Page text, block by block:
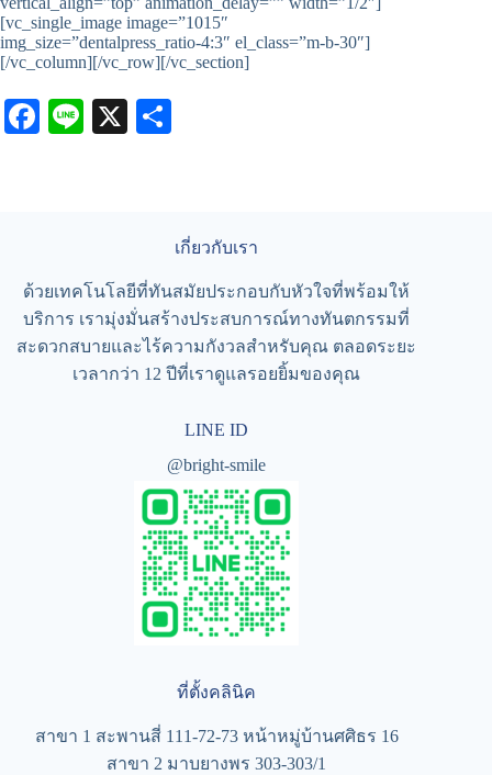
[vc_single_image image=”1015″
img_size=”dentalpress_ratio-4:3″ el_class=”m-b-30″]
[/vc_column][/vc_row][/vc_section]
Fa
Li
X
เกี่ยวกับเรา
ด้วยเทคโนโลยีที่ทันสมัยประกอบกับหัวใจที่พร้อมให้
บริการ เรามุ่งมั่นสร้างประสบการณ์ทางทันตกรรมที่
สะดวกสบายและไร้ความกังวลสำหรับคุณ ตลอดระยะ
เวลากว่า 12 ปีที่เราดูแลรอยยิ้มของคุณ
LINE ID
@bright-smile
ที่ตั้งคลินิค
สาขา 1 สะพานสี่ 111-72-73 หน้าหมู่บ้านศศิธร 16
สาขา 2 มาบยางพร 303-303/1